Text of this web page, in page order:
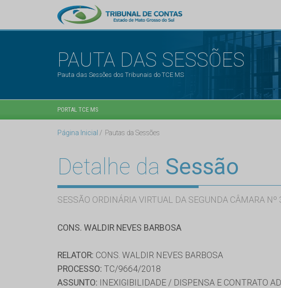
PAUTA DAS SESSÕES
Pauta das Sessões dos Tribunais do TCE MS
PORTAL TCE MS
Página Inicial Pautas da Sessões
Detalhe da Sessão
SESSÃO ORDINÁRIA VIRTUAL DA SEGUNDA CÂMARA
CONS. WALDIR NEVES BARBOSA
RELATOR: CONS. WALDIR NEVES BARBOSA
PROCESSO: TC/9664/2018
ASSUNTO: INEXIGIBILIDADE / DISPENSA E CONTRATO